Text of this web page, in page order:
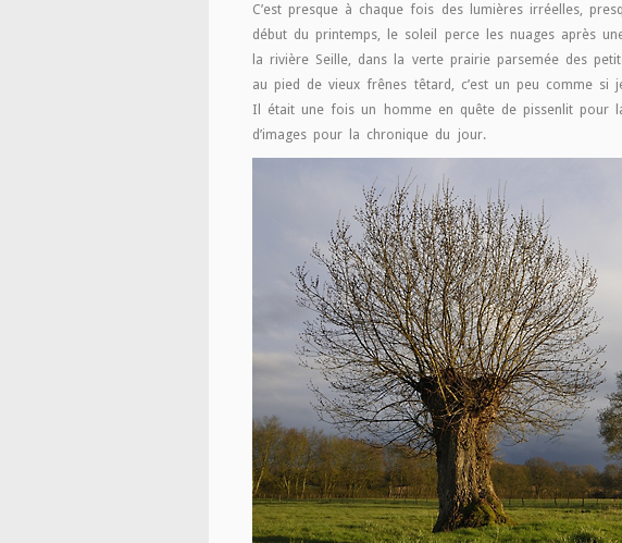
C’est presque à chaque fois des lumières irréelles,
début du printemps, le soleil perce les nuages après
la rivière Seille, dans la verte prairie parsemée des
au pied de vieux frênes têtard, c’est un peu comme si
Il était une fois un homme en quête de pissenlit pour
d’images pour la chronique du jour.